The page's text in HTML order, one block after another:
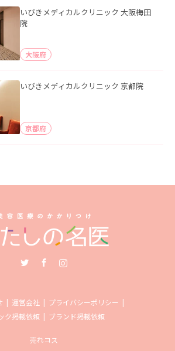
いびきメディカルクリニック 大阪梅田
院
大阪府
いびきメディカルクリニック 京都院
京都府
運営会社
プライバシーポリシー
ク掲載依頼
ブランド掲載依頼
売れコス